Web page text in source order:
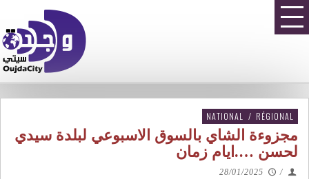
NATIONAL / RÉGIONAL
مجزوءة الشاي بالسوق الاسبوعي لبلدة سيدي
لحسن ….ايام زمان
/
28/01/2025